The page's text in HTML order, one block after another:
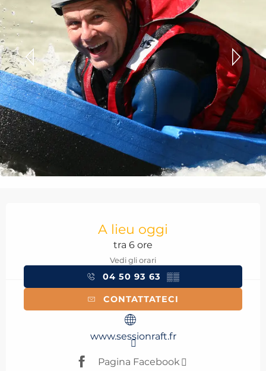
A lieu oggi
tra 6 ore
Vedi gli orari
04 50 93 63 ▒▒
CONTATTATECI
www.sessionraft.fr
Pagina Facebook